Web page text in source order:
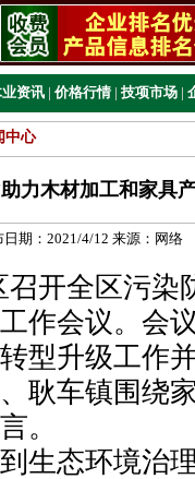
业资讯 | 价格行情 | 技项市场 |
中心
力木材加工和家具
日期：2021/4/12 来源： 网络
开全区污染
作会议。会
型升级工作
耿车镇围绕
。
生态环境治